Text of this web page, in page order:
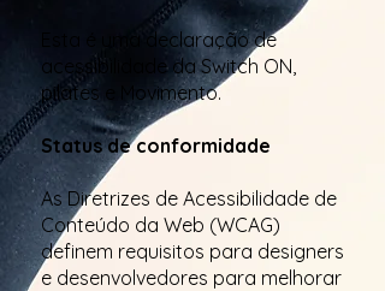
Esta é uma declaração de
acessibilidade da Switch ON,
pilates e Movimento.
Status de conformidade
As Diretrizes de Acessibilidade de
Conteúdo da Web (WCAG)
definem requisitos para designers
e desenvolvedores para melhorar